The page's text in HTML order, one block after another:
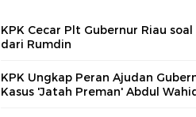
KPK Cecar Plt Gubernur Riau
dari Rumdin
KPK Ungkap Peran Ajudan
Kasus 'Jatah Preman' Abdul Wahid